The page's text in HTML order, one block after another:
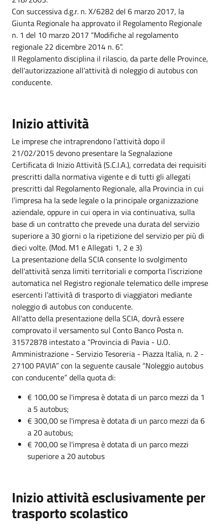
Con successiva d.g.r. n. X/6282 del 6 marzo 2017, la
Giunta Regionale ha approvato il Regolamento Regionale
n. 1 del 10 marzo 2017 “Modifiche al regolamento
regionale 22 dicembre 2014 n. 6”.
Il Regolamento disciplina il rilascio, da parte delle Province,
dell’autorizzazione all’attività di noleggio di autobus con
conducente.
Inizio attività
Le imprese che intraprendono l'attività dopo il
21/02/2015 devono presentare la Segnalazione
Certificata di Inizio Attività (S.C.I.A.), corredata dei requisiti
prescritti dalla normativa vigente e di tutti gli allegati
prescritti dal Regolamento Regionale, alla Provincia in cui
l’impresa ha la sede legale o la principale organizzazione
aziendale, oppure in cui opera in via continuativa, sulla
base di un contratto che prevede una durata del servizio
superiore a 30 giorni o la ripetizione del servizio per più di
dieci volte. (Mod. M1 e Allegati 1, 2 e 3)
La presentazione della SCIA consente lo svolgimento
dell'attività senza limiti territoriali e comporta l'iscrizione
automatica nel Registro regionale telematico delle imprese
esercenti l’attività di trasporto di viaggiatori mediante
noleggio di autobus con conducente.
All'atto della presentazione della SCIA, dovrà essere
comprovato il versamento sul Conto Banco Posta n.
31572878 intestato a “Provincia di Pavia - U.O.
Amministrazione - Servizio Tesoreria - Piazza Italia, n. 2 -
27100 PAVIA” con la seguente causale “Noleggio autobus
con conducente” della quota di:
€ 100,00 se l'impresa è dotata di un parco mezzi da 1
a 5 autobus;
€ 300,00 se l'impresa è dotata di un parco mezzi da 6
a 20 autobus;
€ 700,00 se l'impresa è dotata di un parco mezzi
superiore a 20 autobus
Inizio attività esclusivamente per
trasporto scolastico